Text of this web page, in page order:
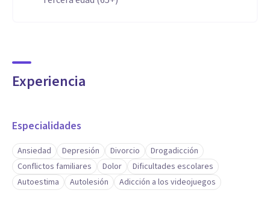
Experiencia
Especialidades
Ansiedad Depresión Divorcio
Drogadicción
Conflictos familiares
Dolor
Dificultades escolares
Autoestima
Autolesión Adicción a los videojuegos